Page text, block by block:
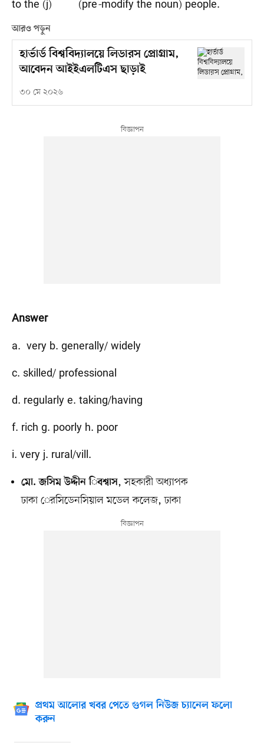
to the (j) (pre-modify the noun) people.
আরও পড়ুন
হার্ভার্ড বিশ্ববিদ্যালয়ে লিডারস প্রোগ্রাম,
আবেদন আইইএলটিএস ছাড়াই
৩০ মে ২০২৬
Answer
a. very b. generally/ widely
c. skilled/ professional
d. regularly e. taking/having
f. rich g. poorly h. poor
i. very j. rural/vill.
মো. জসিম উদ্দীন িবশ্বাস, সহকারী অধ্যাপক
ঢাকা েরসিডেনসিয়াল মডেল কলেজ, ঢাকা
প্রথম আলোর খবর পেতে গুগল নিউজ চ্যানেল ফলো
করুন